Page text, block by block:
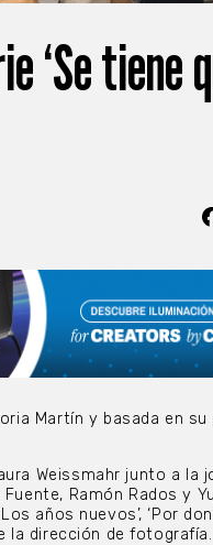
‘Se tiene
Martín y basada en
Weissmahr junto a la
Ramón Rados y
años nuevos’, ‘Por
la dirección de fotografía.